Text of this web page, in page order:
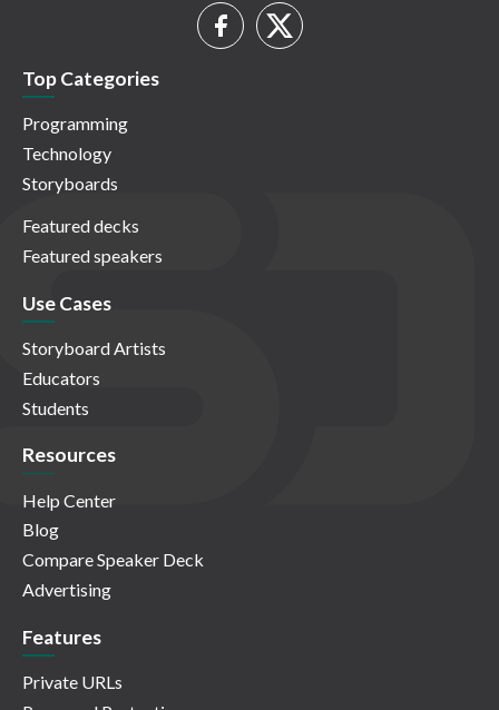
Top Categories
Programming
Technology
Storyboards
Featured decks
Featured speakers
Use Cases
Storyboard Artists
Educators
Students
Resources
Help Center
Blog
Compare Speaker Deck
Advertising
Features
Private URLs